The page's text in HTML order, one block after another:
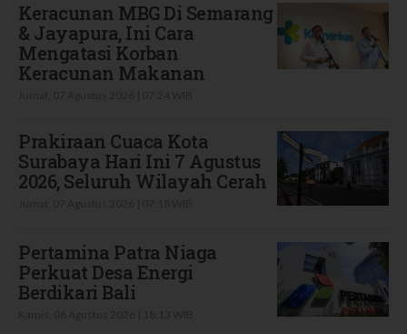
Keracunan MBG Di Semarang
& Jayapura, Ini Cara
Mengatasi Korban
Keracunan Makanan
Prakiraan Cuaca Kota
Surabaya Hari Ini 7 Agustus
2026, Seluruh Wilayah Cerah
Pertamina Patra Niaga
Perkuat Desa Energi
Berdikari Bali